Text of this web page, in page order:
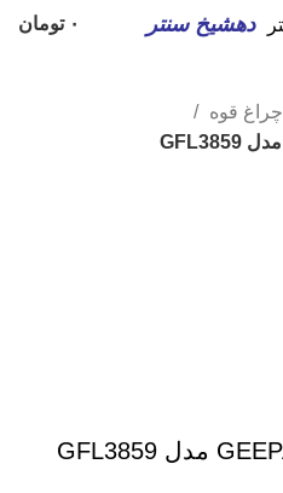
دهشیخ سنتر ۰ تومان
چراغ قوه